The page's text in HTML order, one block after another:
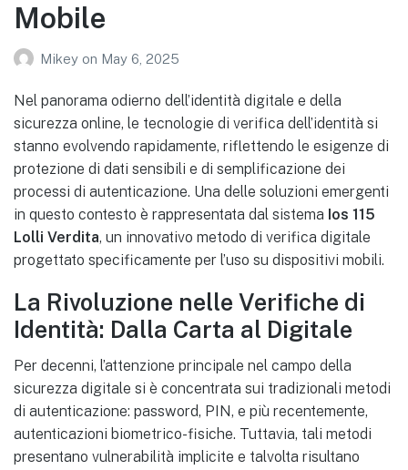
Mobile
Mikey on May 6, 2025
Nel panorama odierno dell’identità digitale e della
sicurezza online, le tecnologie di verifica dell’identità si
stanno evolvendo rapidamente, riflettendo le esigenze di
protezione di dati sensibili e di semplificazione dei
processi di autenticazione. Una delle soluzioni emergenti
in questo contesto è rappresentata dal sistema Ios 115
Lolli Verdita, un innovativo metodo di verifica digitale
progettato specificamente per l’uso su dispositivi mobili.
La Rivoluzione nelle Verifiche di
Identità: Dalla Carta al Digitale
Per decenni, l’attenzione principale nel campo della
sicurezza digitale si è concentrata sui tradizionali metodi
di autenticazione: password, PIN, e più recentemente,
autenticazioni biometrico-fisiche. Tuttavia, tali metodi
presentano vulnerabilità implicite e talvolta risultano